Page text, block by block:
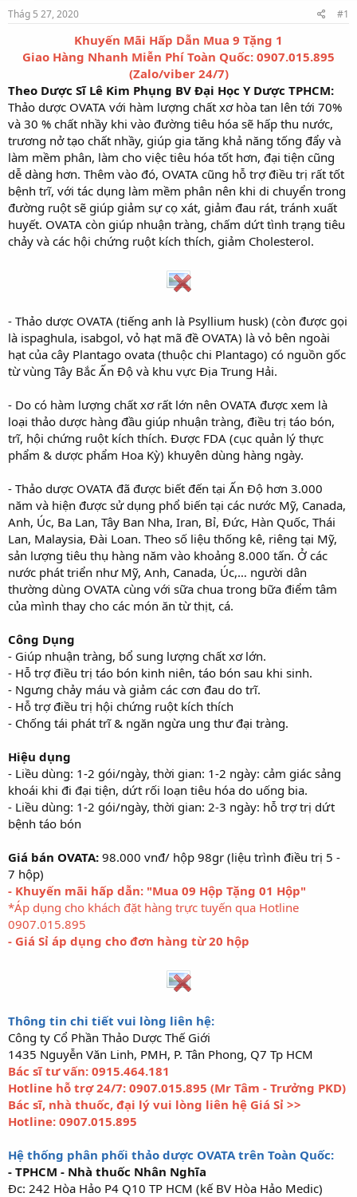
s
t
r
e
Thág 5 27, 2020 #1
Khuyến Mãi Hấp Dẫn Mua 9 Tặng 1
Giao Hàng Nhanh Miễn Phí Toàn Quốc: 0907.015.895
(Zalo/viber 24/7)
Theo Dược Sĩ Lê Kim Phụng BV Đại Học Y Dược TPHCM:
Thảo dược OVATA với hàm lượng chất xơ hòa tan lên tới 70%
và 30 % chất nhầy khi vào đường tiêu hóa sẽ hấp thu nước,
trương nở tạo chất nhầy, giúp gia tăng khả năng tống đẩy và
làm mềm phân, làm cho việc tiêu hóa tốt hơn, đại tiện cũng
dễ dàng hơn. Thêm vào đó, OVATA cũng hỗ trợ điều trị rất tốt
bệnh trĩ, với tác dụng làm mềm phân nên khi di chuyển trong
đường ruột sẽ giúp giảm sự cọ xát, giảm đau rát, tránh xuất
huyết. OVATA còn giúp nhuận tràng, chấm dứt tình trạng tiêu
chảy và các hội chứng ruột kích thích, giảm Cholesterol.
- Thảo dược OVATA (tiếng anh là Psyllium husk) (còn được gọi
là ispaghula, isabgol, vỏ hạt mã đề OVATA) là vỏ bên ngoài
hạt của cây Plantago ovata (thuộc chi Plantago) có nguồn gốc
từ vùng Tây Bắc Ấn Độ và khu vực Địa Trung Hải.
- Do có hàm lượng chất xơ rất lớn nên OVATA được xem là
loại thảo dược hàng đầu giúp nhuận tràng, điều trị táo bón,
trĩ, hội chứng ruột kích thích. Được FDA (cục quản lý thực
phẩm & dược phẩm Hoa Kỳ) khuyên dùng hàng ngày.
- Thảo dược OVATA đã được biết đến tại Ấn Độ hơn 3.000
năm và hiện được sử dụng phổ biến tại các nước Mỹ, Canada,
Anh, Úc, Ba Lan, Tây Ban Nha, Iran, Bỉ, Đức, Hàn Quốc, Thái
Lan, Malaysia, Đài Loan. Theo số liệu thống kê, riêng tại Mỹ,
sản lượng tiêu thụ hàng năm vào khoảng 8.000 tấn. Ở các
nước phát triển như Mỹ, Anh, Canada, Úc,… người dân
thường dùng OVATA cùng với sữa chua trong bữa điểm tâm
của mình thay cho các món ăn từ thịt, cá.
Công Dụng
- Giúp nhuận tràng, bổ sung lượng chất xơ lớn.
- Hỗ trợ điều trị táo bón kinh niên, táo bón sau khi sinh.
- Ngưng chảy máu và giảm các cơn đau do trĩ.
- Hỗ trợ điều trị hội chứng ruột kích thích
- Chống tái phát trĩ & ngăn ngừa ung thư đại tràng.
Hiệu dụng
- Liều dùng: 1-2 gói/ngày, thời gian: 1-2 ngày: cảm giác sảng
khoái khi đi đại tiện, dứt rối loạn tiêu hóa do uống bia.
- Liều dùng: 1-2 gói/ngày, thời gian: 2-3 ngày: hỗ trợ trị dứt
bệnh táo bón
Giá bán OVATA: 98.000 vnđ/ hộp 98gr (liệu trình điều trị 5 -
7 hộp)
- Khuyến mãi hấp dẫn: "Mua 09 Hộp Tặng 01 Hộp"
*Áp dụng cho khách đặt hàng trực tuyến qua Hotline
0907.015.895
- Giá Sỉ áp dụng cho đơn hàng từ 20 hộp
Thông tin chi tiết vui lòng liên hệ:
Công ty Cổ Phần Thảo Dược Thế Giới
1435 Nguyễn Văn Linh, PMH, P. Tân Phong, Q7 Tp HCM
Bác sĩ tư vấn: 0915.464.181
Hotline hỗ trợ 24/7: 0907.015.895 (Mr Tâm - Trưởng PKD)
Bác sĩ, nhà thuốc, đại lý vui lòng liên hệ Giá Sỉ >>
Hotline: 0907.015.895
Hệ thống phân phối thảo dược OVATA trên Toàn Quốc:
- TPHCM - Nhà thuốc Nhân Nghĩa
Đc: 242 Hòa Hảo P4 Q10 TP HCM (kế BV Hòa Hảo Medic)